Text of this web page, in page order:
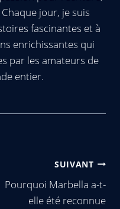
jour, je suis
fascinantes et à
enrichissantes qui
par les amateurs de
entier.
SUIVANT
Pourquoi Marbella a-t-
elle été reconnue